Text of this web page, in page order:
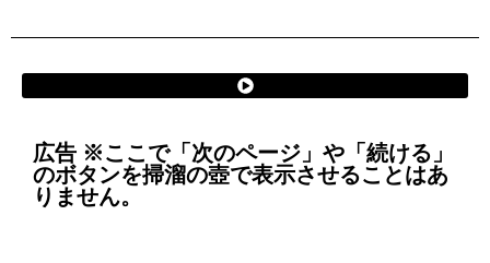
広告 ※ここで「次のページ」や「続ける」
のボタンを掃溜の壺で表示させることはあ
りません。